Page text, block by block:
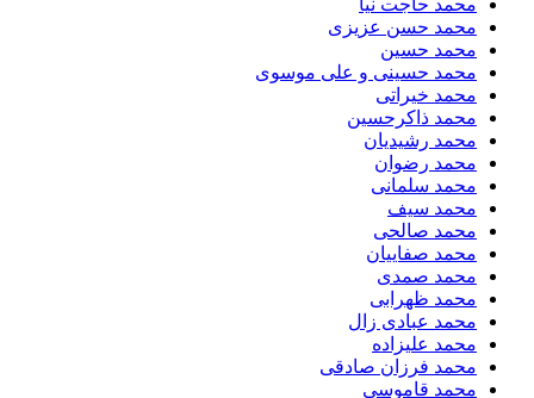
محمد حاجت نیا
محمد حسن عزیزی
محمد حسین
محمد حسینی و علی موسوی
محمد خیراتی
محمد ذاکرحسین
محمد رشیدیان
محمد رضوان
محمد سلمانی
محمد سیف
محمد صالحی
محمد صفاییان
محمد صمدی
محمد ظهرابی
محمد عبادی زال
محمد علیزاده
محمد فرزان صادقی
محمد قاموسی